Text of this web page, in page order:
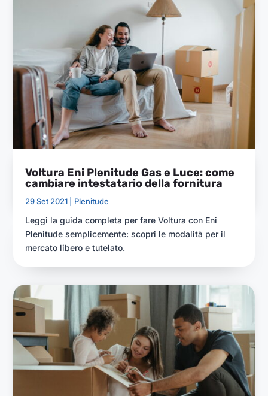
Voltura Eni Plenitude Gas e Luce: come
cambiare intestatario della fornitura
29 Set 2021 | Plenitude
Leggi la guida completa per fare Voltura con Eni
Plenitude semplicemente: scopri le modalità per il
mercato libero e tutelato.